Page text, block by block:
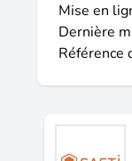
Mise en
Dernière
Référence